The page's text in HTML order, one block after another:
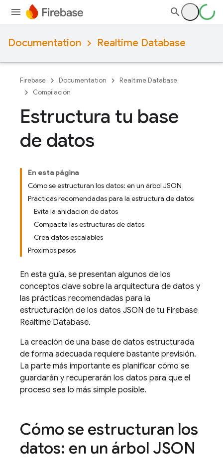
Documentation Realtime Database
Firebase Documentation
Realtime Database
Compilación
Estructura tu base
de datos
En esta página
Cómo se estructuran los datos: en un árbol JSON
Prácticas recomendadas para la estructura de datos
Evita la anidación de datos
Compacta las estructuras de datos
Crea datos escalables
Próximos pasos
En esta guía, se presentan algunos de los
conceptos clave sobre la arquitectura de datos y
las prácticas recomendadas para la
estructuración de los datos JSON de tu Firebase
Realtime Database.
La creación de una base de datos estructurada
de forma adecuada requiere bastante previsión.
La parte más importante es planificar cómo se
guardarán y recuperarán los datos para que el
proceso sea lo más simple posible.
Cómo se estructuran los
datos: en un árbol JSON